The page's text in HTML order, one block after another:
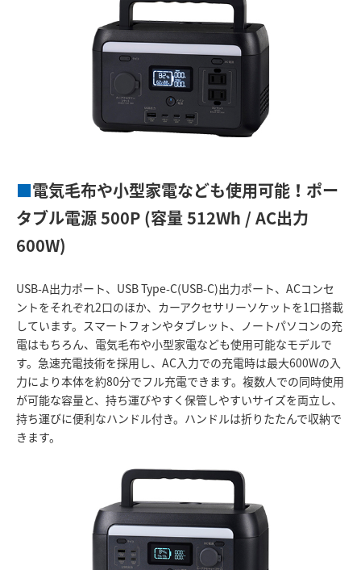
■電気毛布や小型家電なども使用可能！ポー
タブル電源 500P (容量 512Wh / AC出力
600W)
USB-A出力ポート、USB Type-C(USB-C)出力ポート、ACコンセ
ントをそれぞれ2口のほか、カーアクセサリーソケットを1口搭載
しています。スマートフォンやタブレット、ノートパソコンの充
電はもちろん、電気毛布や小型家電なども使用可能なモデルで
す。急速充電技術を採用し、AC入力での充電時は最大600Wの入
力により本体を約80分でフル充電できます。複数人での同時使用
が可能な容量と、持ち運びやすく保管しやすいサイズを両立し、
持ち運びに便利なハンドル付き。ハンドルは折りたたんで収納で
きます。